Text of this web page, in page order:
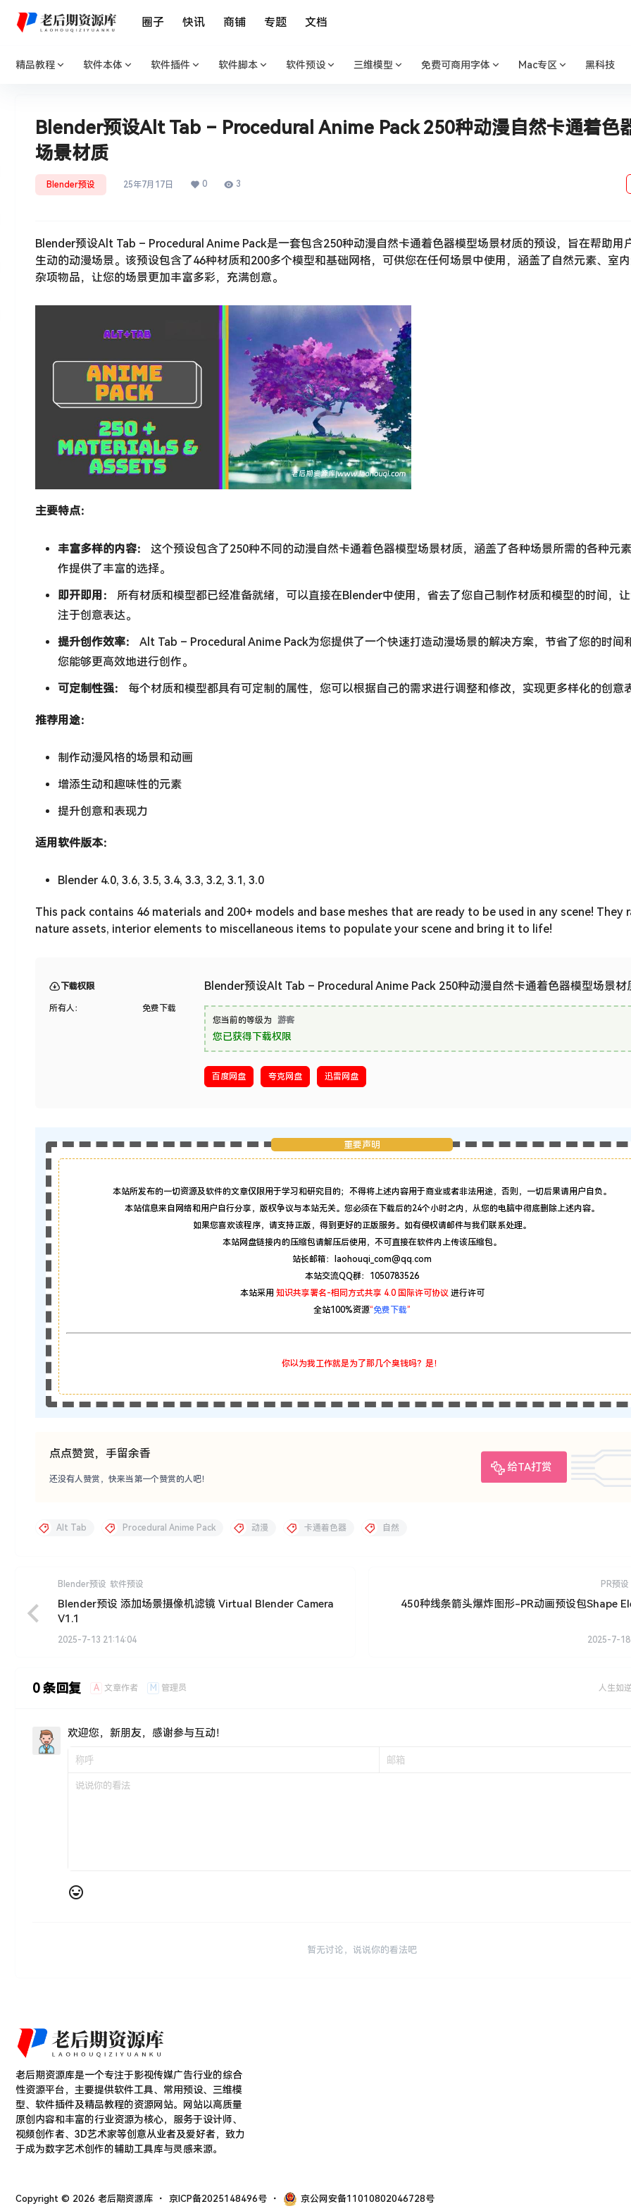
圈子 快讯 商铺 专题 文档
精品教程 软件本体 软件插件 软件脚本 软件预设 三维模型 免费可商用字体 Mac专区 黑科技
Blender预设Alt Tab – Procedural Anime Pack 250种动漫自然卡通着色
场景材质
Blender预设 25年7月17日 0 3
Blender预设Alt Tab – Procedural Anime Pack是一套包含250种动漫自然卡通着色器模型场景材质的预设，旨在帮助用
生动的动漫场景。该预设包含了46种材质和200多个模型和基础网格，可供您在任何场景中使用，涵盖了自然元素、室
杂项物品，让您的场景更加丰富多彩，充满创意。
主要特点：
丰富多样的内容：
这个预设包含了250种不同的动漫自然卡通着色器模型场景材质，涵盖了各种场景所需的各种元
作提供了丰富的选择。
即开即用：
所有材质和模型都已经准备就绪，可以直接在Blender中使用，省去了您自己制作材质和模型的时间，
注于创意表达。
提升创作效率：
Alt Tab – Procedural Anime Pack为您提供了一个快速打造动漫场景的解决方案，节省了您的时间
您能够更高效地进行创作。
可定制性强：
每个材质和模型都具有可定制的属性，您可以根据自己的需求进行调整和修改，实现更多样化的创意
推荐用途：
制作动漫风格的场景和动画
增添生动和趣味性的元素
提升创意和表现力
适用软件版本：
Blender 4.0, 3.6, 3.5, 3.4, 3.3, 3.2, 3.1, 3.0
This pack contains 46 materials and 200+ models and base meshes that are ready to be used in any scene! They
nature assets, interior elements to miscellaneous items to populate your scene and bring it to life!
下载权限
所有人： 免费下载
Blender预设Alt Tab – Procedural Anime Pack 250种动漫自然卡通着色器模型场景材
您当前的等级为 游客
您已获得下载权限
百度网盘 夸克网盘 迅雷网盘
重要声明
本站所发布的一切资源及软件的文章仅限用于学习和研究目的；不得将上述内容用于商业或者非法用途，否则，一切后果请用户自负。
本站信息来自网络和用户自行分享，版权争议与本站无关。您必须在下载后的24个小时之内，从您的电脑中彻底删除上述内容。
如果您喜欢该程序，请支持正版，得到更好的正版服务。如有侵权请邮件与我们联系处理。
本站网盘链接内的压缩包请解压后使用，不可直接在软件内上传该压缩包。
站长邮箱：laohouqi_com@qq.com
本站交流QQ群：1050783526
本站采用 知识共享署名-相同方式共享 4.0 国际许可协议 进行许可
全站100%资源“免费下载”
你以为我工作就是为了那几个臭钱吗？是！
点点赞赏，手留余香
给TA打赏
还没有人赞赏，快来当第一个赞赏的人吧！
Alt Tab Procedural Anime Pack 动漫 卡通着色器 自然
Blender预设 软件预设
Blender预设 添加场景摄像机滤镜 Virtual Blender Camera
V1.1
2025-7-13 21:14:04
PR预设
450种线条箭头爆炸图形-PR动画预设包Shape
2025-7-
0 条回复 A 文章作者 M 管理员 人生如
欢迎您，新朋友，感谢参与互动！
暂无讨论，说说你的看法吧
老后期资源库是一个专注于影视传媒广告行业的综合
性资源平台，主要提供软件工具、常用预设、三维模
型、软件插件及精品教程的资源网站。网站以高质量
原创内容和丰富的行业资源为核心，服务于设计师、
视频创作者、3D艺术家等创意从业者及爱好者，致力
于成为数字艺术创作的辅助工具库与灵感来源。
Copyright © 2026 老后期资源库 ・ 京ICP备2025148496号 ・ 京公网安备11010802046728号